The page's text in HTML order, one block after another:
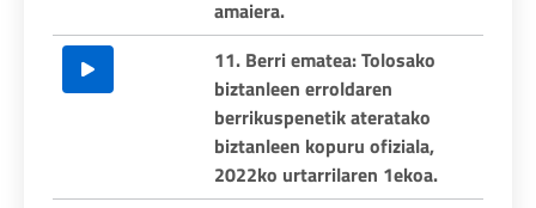
amaiera.
11. Berri ematea: Tolosako
biztanleen erroldaren
berrikuspenetik ateratako
biztanleen kopuru ofiziala,
2022ko urtarrilaren 1ekoa.